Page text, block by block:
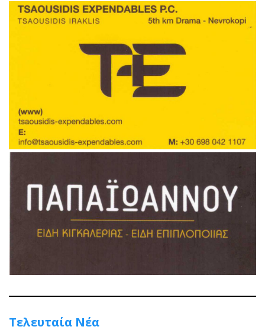
Τελευταία Νέα